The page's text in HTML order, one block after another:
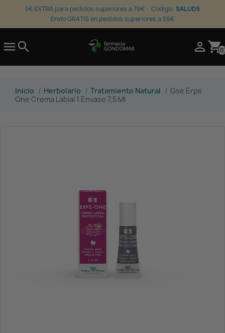
5€ EXTRA para pedidos superiores a 79€ · Codigo: SALUD5
Envio GRATIS en pedidos superiores a 59€
search  shopping_cart
Inicio Herbolario Tratamiento Natural
Gse Erps
One Crema Labial 1 Envase 7,5 Ml